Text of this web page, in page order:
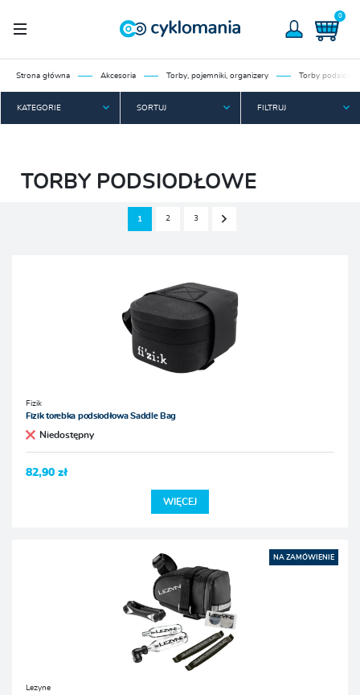
0
Strona główna Akcesoria Torby, pojemniki, organizery Torby
KATEGORIE SORTUJ FILTRUJ
TORBY PODSIODŁOWE
1 2 3
Fizik
Fizik torebka podsiodłowa Saddle Bag
Niedostępny
82,90 zł
WIĘCEJ
NA ZAMÓWIENIE
Lezyne